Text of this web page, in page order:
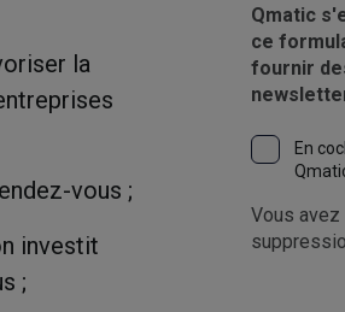
la
vous ;
investit
;
Qmatic
ce
fournir
En
Vous